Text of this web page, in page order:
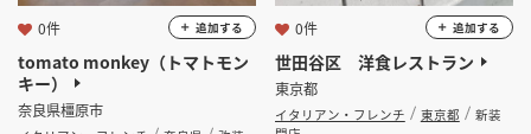
tomato monkey（トマトモン
キー）
奈良県橿原市
0件 追加する
世田谷区 洋食レストラン
東京都
イタリアン・フレンチ 東京都
新装
0件 追加する